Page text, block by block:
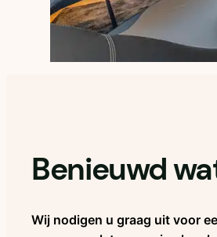
Benieuwd
Wij nodigen u graag uit voor